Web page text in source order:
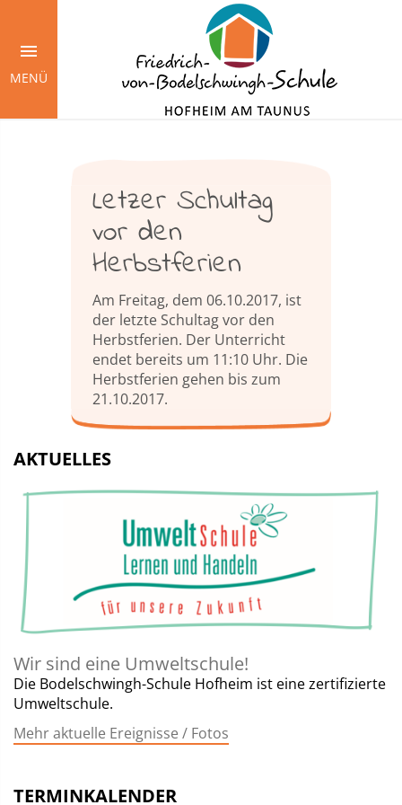
Inhalt
MENÜ
Letzer Schultag
vor den
Herbstferien
Am Freitag, dem 06.10.2017, ist
der letzte Schultag vor den
Herbstferien. Der Unterricht
endet bereits um 11:10 Uhr. Die
Herbstferien gehen bis zum
21.10.2017.
AKTUELLES
Wir sind eine Umweltschule!
Die Bodelschwingh-Schule Hofheim ist eine zertifizierte
Umweltschule.
Mehr aktuelle Ereignisse / Fotos
TERMINKALENDER